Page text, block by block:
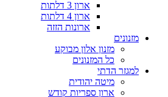
ארון 3 דלתות
ארון 4 דלתות
ארונות הזזה
מזנונים
מזנון אלון מבוקע
כל המזנונים
למגזר הדתי
מיטה יהודית
ארון ספריות קודש